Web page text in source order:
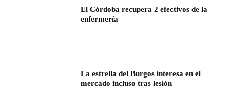
El Córdoba recupera 2 efectivos de la
enfermería
La estrella del Burgos interesa en el
mercado incluso tras lesión